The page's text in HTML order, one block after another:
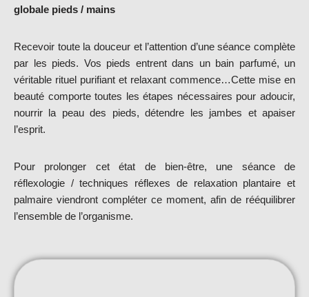
globale pieds / mains
Recevoir toute la douceur et l’attention d’une séance complète
par les pieds. Vos pieds entrent dans un bain parfumé, un
véritable rituel purifiant et relaxant commence…Cette mise en
beauté comporte toutes les étapes nécessaires pour adoucir,
nourrir la peau des pieds, détendre les jambes et apaiser
l’esprit.
Pour prolonger cet état de bien-être, une séance de
réflexologie / techniques réflexes de relaxation plantaire et
palmaire viendront compléter ce moment, afin de rééquilibrer
l’ensemble de l’organisme.